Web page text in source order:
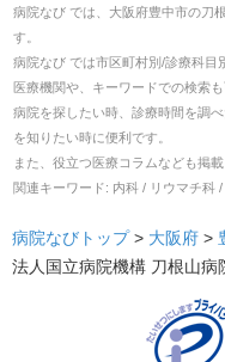
病院なび では、 大阪府豊中市の刀
す。
病院なび では市区町村別/診療科目
医療機関や、キーワードでの検索も
病院を探したい時、診療時間を調
を知りたい時に便利です。
また、役立つ医療コラムなども掲
関連キーワード: 内科 / リウマチ科
病院なびトップ > 大阪府 >
法人国立病院機構 刀根山病